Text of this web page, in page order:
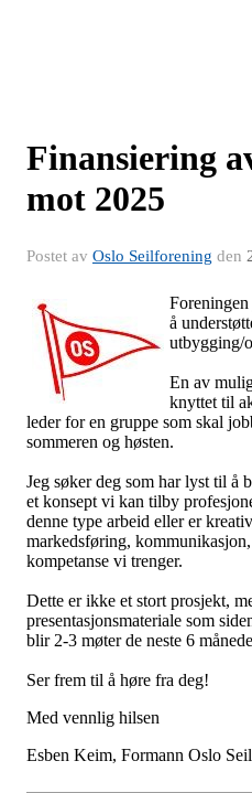
Finansiering
mot 2025
Postet av Oslo Seilforening den
å
utbygging/
En av
knyttet til
leder for en gruppe som skal
sommeren og høsten.
Jeg søker deg som har lyst til å
et konsept vi kan tilby
denne type arbeid eller er
markedsføring,
kompetanse vi trenger.
Dette er ikke et stort prosjekt,
presentasjonsmateriale som
blir 2-3 møter de neste 6
Ser frem til å høre fra deg!
Med vennlig hilsen
Esben Keim, Formann Oslo